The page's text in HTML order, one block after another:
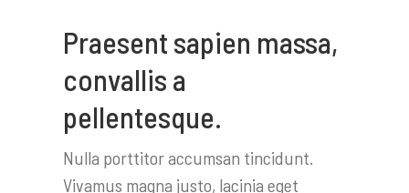
Praesent sapien massa,
convallis a
pellentesque.
Nulla porttitor accumsan tincidunt.
Vivamus magna justo, lacinia eget